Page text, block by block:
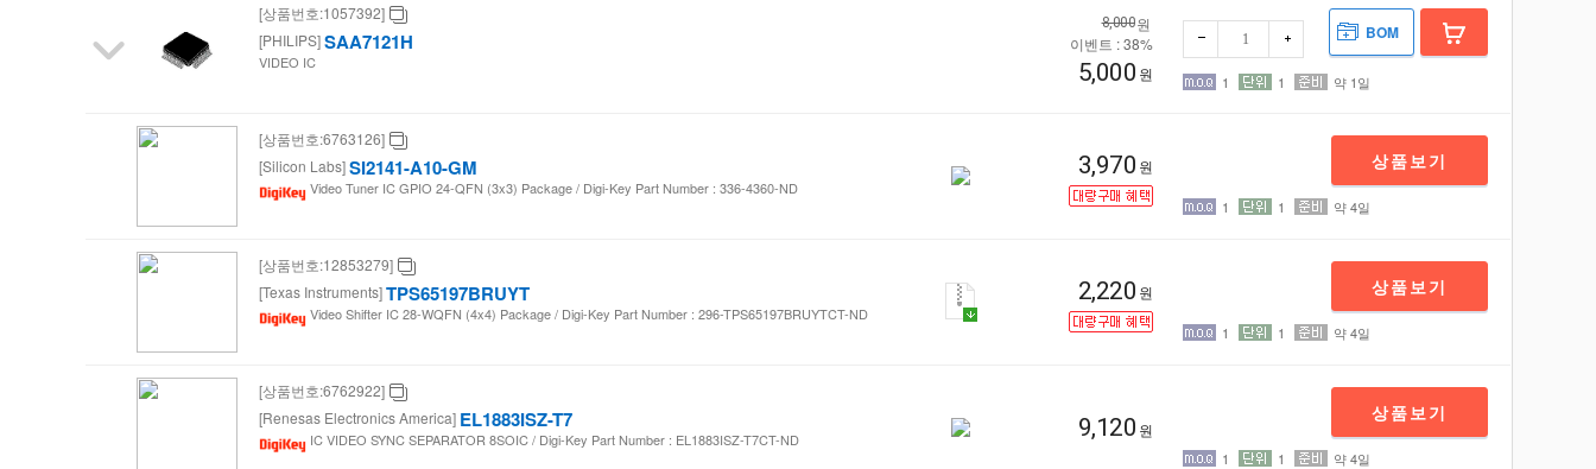
[상품번호:1057392]
[PHILIPS]SAA7121H
VIDEO IC
8,000원
이벤트 : 38%
5,000 원
BOM
1 1 약 1일
[상품번호:6763126]
[Silicon Labs]SI2141-A10-GM
Video Tuner IC GPIO 24-QFN (3x3) Package / Digi-Key Part Number : 336-4360-ND
3,970 원 상품보기
1 1 약 4일
[상품번호:12853279]
[Texas Instruments]TPS65197BRUYT
Video Shifter IC 28-WQFN (4x4) Package / Digi-Key Part Number : 296-TPS65197BRUYTCT-ND
2,220 원 상품보기
1 1 약 4일
[상품번호:6762922]
[Renesas Electronics America] EL1883ISZ-T7
IC VIDEO SYNC SEPARATOR 8SOIC / Digi-Key Part Number : EL1883ISZ-T7CT-ND 9,120 원
상품보기
1 1 약 4일